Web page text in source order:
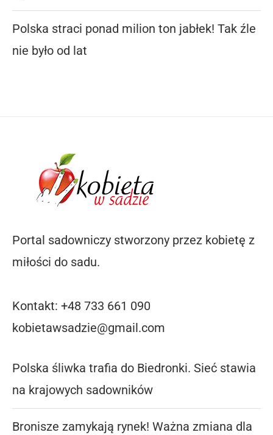
Polska straci ponad milion ton jabłek! Tak źle
nie było od lat
Portal sadowniczy stworzony przez kobietę z
miłości do sadu.
Kontakt: +48 733 661 090
kobietawsadzie@gmail.com
Polska śliwka trafia do Biedronki. Sieć stawia
na krajowych sadowników
Bronisze zamykają rynek! Ważna zmiana dla